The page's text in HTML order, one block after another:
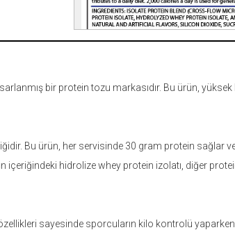
bir protein tozu markasıdır. Bu ürün,
Bu ürün, her servisinde 30 gram protein sağlar ve
içeriğindeki hidrolize whey protein izolatı, diğer
sayesinde sporcuların kilo kontrolü